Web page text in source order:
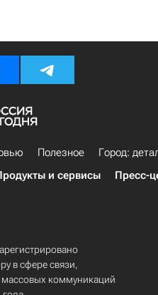
Полезное
Город:
и сервисы Пресс-
в сфере связи,
коммуникаций